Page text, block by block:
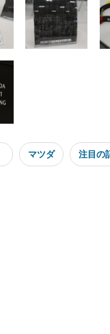
マツダ 注目の